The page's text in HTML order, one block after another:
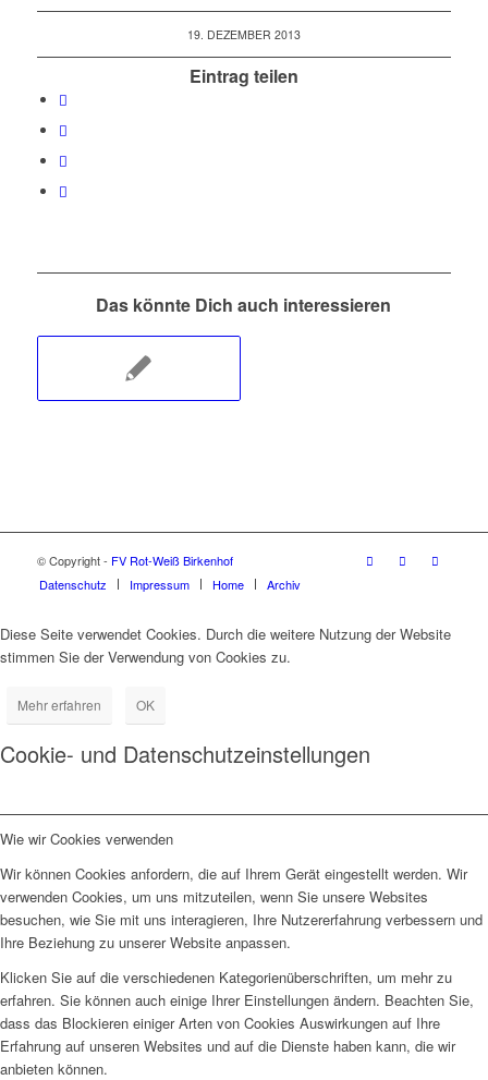
19. DEZEMBER 2013
Eintrag teilen
Das könnte Dich auch interessieren
© Copyright - FV Rot-Weiß Birkenhof
Datenschutz
Impressum Home Archiv
Diese Seite verwendet Cookies. Durch die weitere Nutzung der Website
stimmen Sie der Verwendung von Cookies zu.
Mehr erfahren OK
Cookie- und Datenschutzeinstellungen
Wie wir Cookies verwenden
Wir können Cookies anfordern, die auf Ihrem Gerät eingestellt werden. Wir
verwenden Cookies, um uns mitzuteilen, wenn Sie unsere Websites
besuchen, wie Sie mit uns interagieren, Ihre Nutzererfahrung verbessern und
Ihre Beziehung zu unserer Website anpassen.
Klicken Sie auf die verschiedenen Kategorienüberschriften, um mehr zu
erfahren. Sie können auch einige Ihrer Einstellungen ändern. Beachten Sie,
dass das Blockieren einiger Arten von Cookies Auswirkungen auf Ihre
Erfahrung auf unseren Websites und auf die Dienste haben kann, die wir
anbieten können.